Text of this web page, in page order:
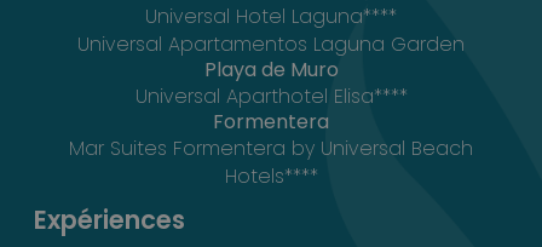
Universal Hotel Laguna****
Universal Apartamentos Laguna Garden
Playa de Muro
Universal Aparthotel Elisa****
Formentera
Mar Suites Formentera by Universal Beach
Hotels****
Expériences